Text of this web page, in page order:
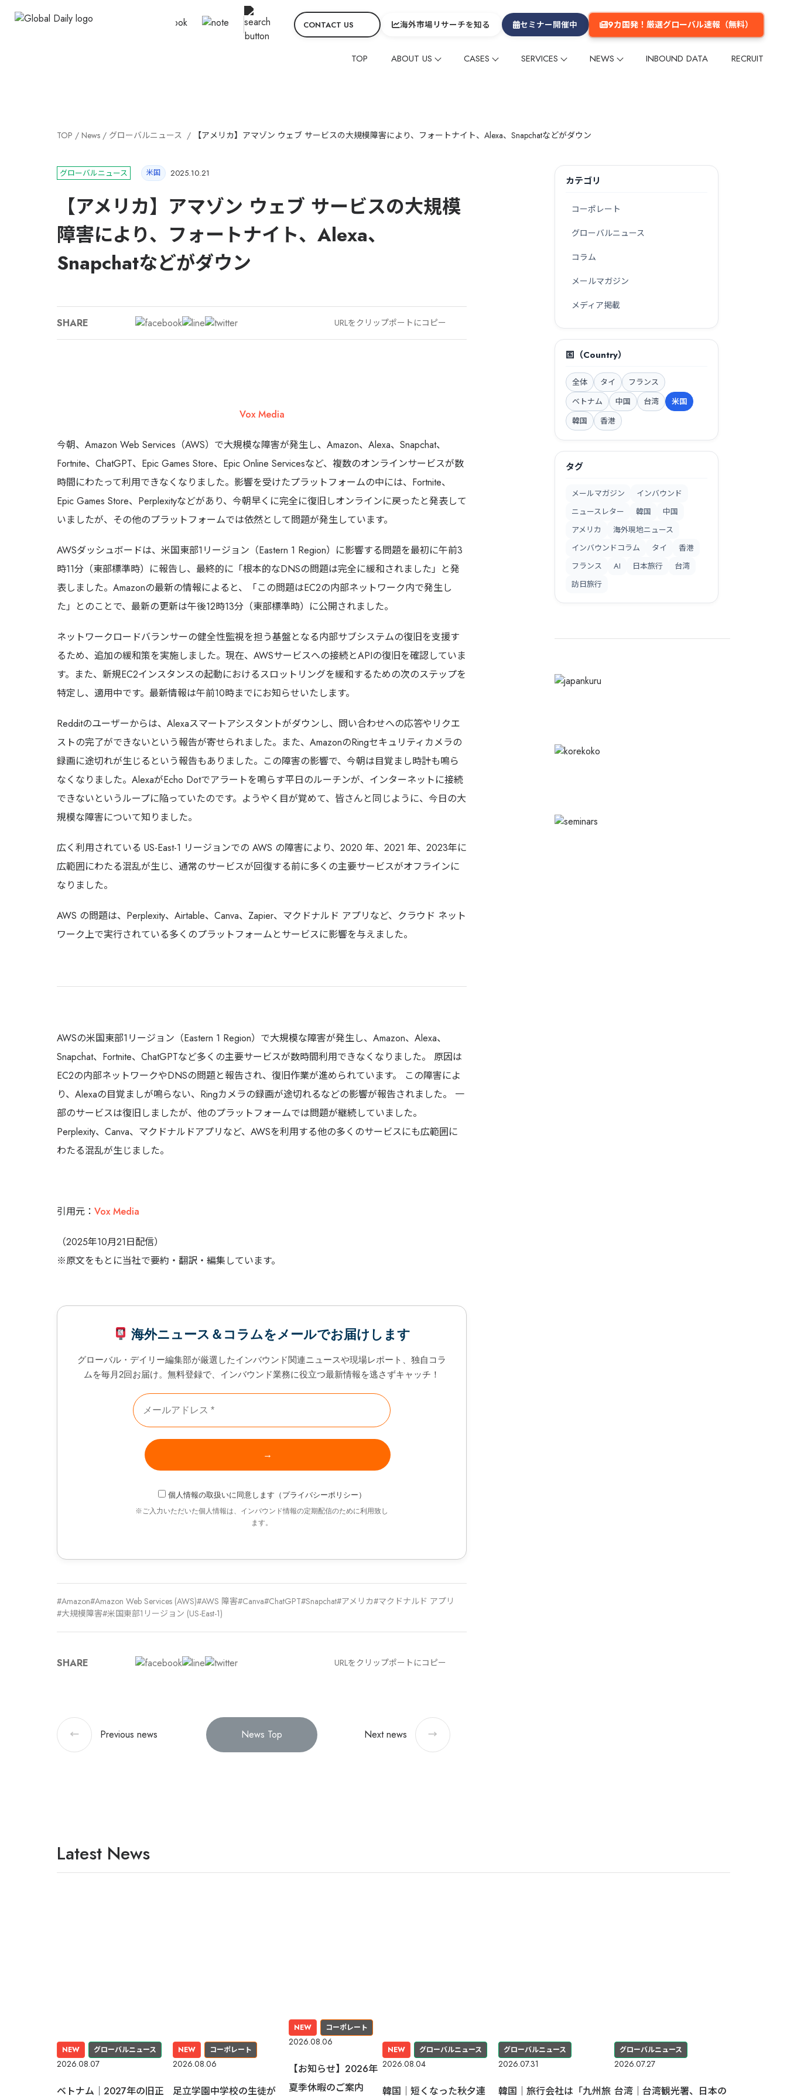
CONTACT US 海外市場リサーチを知る セミナー開催中 9カ国発！厳選グローバル速報（無料）
TOP ABOUT US
SDGs
サービスの特徴
CASES
在留外国⼈レビューマーケティング
海外マーケットリサーチ
グローバル
制作動画一覧 テーマパーク・公園
SERVICES
在留外国⼈レビューマーケティング
海外マーケットリサーチ
グローバル
JAPANKURU
旅マエ・旅ナカの訪日層へ届く、
多言語メディアネットワーク
korekoko
レビュー・調査・販促に活かす
Network 体験レビュー
korekokoを見る →
目的・対象国に合わせて最適な施策をご提案します。
制作動画一覧 テーマパーク・公園
ショッピングセンター
NEWS INBOUND DATA RECRUIT
TOP News グローバルニュース 【アメリカ】アマゾン ウェブ サービスの大規模障害により、フォートナイト、Alexa、Snapchatなどがダウン
グローバルニュース 米国 2025.10.21
【アメリカ】アマゾン ウェブ サービスの大規模
障害により、フォートナイト、Alexa、
Snapchatなどがダウン
SHARE URLをクリップポートにコピー
Vox Media
今朝、Amazon Web Services（AWS）で大規模な障害が発生し、Amazon、Alexa、Snapchat、
Fortnite、ChatGPT、Epic Games Store、Epic Online Servicesなど、複数のオンラインサービスが数
時間にわたって利用できなくなりました。影響を受けたプラットフォームの中には、Fortnite、
Epic Games Store、Perplexityなどがあり、今朝早くに完全に復旧しオンラインに戻ったと発表して
いましたが、その他のプラットフォームでは依然として問題が発生しています。
AWSダッシュボードは、米国東部1リージョン（Eastern 1 Region）に影響する問題を最初に午前3
時11分（東部標準時）に報告し、最終的に「根本的なDNSの問題は完全に緩和されました」と発
表しました。Amazonの最新の情報によると、「この問題はEC2の内部ネットワーク内で発生し
た」とのことで、最新の更新は午後12時13分（東部標準時）に公開されました。
ネットワークロードバランサーの健全性監視を担う基盤となる内部サブシステムの復旧を支援す
るため、追加の緩和策を実施しました。現在、AWSサービスへの接続とAPIの復旧を確認していま
す。また、新規EC2インスタンスの起動におけるスロットリングを緩和するための次のステップを
特定し、適用中です。最新情報は午前10時までにお知らせいたします。
Redditのユーザーからは、Alexaスマートアシスタントがダウンし、問い合わせへの応答やリクエ
ストの完了ができないという報告が寄せられました。また、AmazonのRingセキュリティカメラの
録画に途切れが生じるという報告もありました。この障害の影響で、今朝は目覚まし時計も鳴ら
なくなりました。AlexaがEcho Dotでアラートを鳴らす平日のルーチンが、インターネットに接続
できないというループに陥っていたのです。ようやく目が覚めて、皆さんと同じように、今日の大
規模な障害について知りました。
広く利用されている US-East-1 リージョンでの AWS の障害により、2020 年、2021 年、2023年に
広範囲にわたる混乱が生じ、通常のサービスが回復する前に多くの主要サービスがオフラインに
なりました。
AWS の問題は、Perplexity、Airtable、Canva、Zapier、マクドナルド アプリなど、クラウド ネット
ワーク上で実行されている多くのプラットフォームとサービスに影響を与えました。
AWSの米国東部1リージョン（Eastern 1 Region）で大規模な障害が発生し、Amazon、Alexa、
Snapchat、Fortnite、ChatGPTなど多くの主要サービスが数時間利用できなくなりました。 原因は
EC2の内部ネットワークやDNSの問題と報告され、復旧作業が進められています。 この障害によ
り、Alexaの目覚ましが鳴らない、Ringカメラの録画が途切れるなどの影響が報告されました。 一
部のサービスは復旧しましたが、他のプラットフォームでは問題が継続していました。
Perplexity、Canva、マクドナルドアプリなど、AWSを利用する他の多くのサービスにも広範囲に
わたる混乱が生じました。
引用元： Vox Media
（2025年10月21日配信）
※原文をもとに当社で要約・翻訳・編集しています。
海外ニュース＆コラムをメールでお届けします
グローバル・デイリー編集部が厳選したインバウンド関連ニュースや現場レポート、独自コラ
ムを毎月2回お届け。無料登録で、インバウンド業務に役立つ最新情報を逃さずキャッチ！
個人情報の取扱いに同意します（ プライバシーポリシー ）
※ご入力いただいた個人情報は、インバウンド情報の定期配信のために利用致し
ます。
Amazon Amazon Web Services (AWS) AWS 障害 Canva ChatGPT Snapchat アメリカ マクドナルド アプリ
大規模障害 米国東部1リージョン (US-East-1)
SHARE URLをクリップポートにコピー
← Previous news News Top Nextnews →
カテゴリ
コーポレート
グローバルニュース
コラム
メールマガジン
メディア掲載
国（Country）
全体 タイ
フランス
ベトナム
中国 台湾
米国
韓国
香港
タグ
メールマガジン
インバウンド
ニュースレター
韓国
中国
アメリカ
海外現地ニュース
インバウンドコラム
タイ
香港
フランス
AI 日本旅行
台湾
訪日旅行
Latest News
NEW グローバルニュース
2026.08.07
ベトナム｜2027年の旧正
NEW コーポレート
2026.08.06
足立学園中学校の生徒が
NEW コーポレート
2026.08.06
【お知らせ】2026年
夏季休暇のご案内
NEW グローバルニュース
2026.08.04
韓国｜短くなった秋夕連
グローバルニュース
2026.07.31
韓国｜旅行会社は「九州旅
グローバルニュース
2026.07.27
台湾｜台湾観光署、日本の